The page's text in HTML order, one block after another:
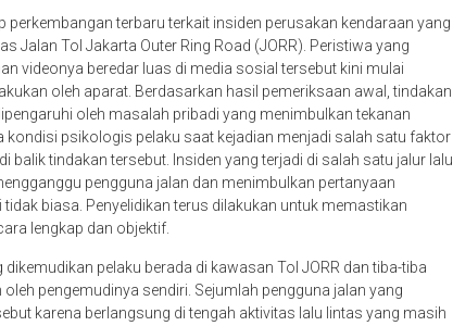
perkembangan terbaru terkait insiden perusakan kendaraan yang
Jalan Tol Jakarta Outer Ring Road (JORR). Peristiwa yang
videonya beredar luas di media sosial tersebut kini mulai
oleh aparat. Berdasarkan hasil pemeriksaan awal, tindakan
oleh masalah pribadi yang menimbulkan tekanan
psikologis pelaku saat kejadian menjadi salah satu faktor
tindakan tersebut. Insiden yang terjadi di salah satu jalur lalu
pengguna jalan dan menimbulkan pertanyaan
biasa. Penyelidikan terus dilakukan untuk memastikan
lengkap dan objektif.
pelaku berada di kawasan Tol JORR dan tiba-tiba
pengemudinya sendiri. Sejumlah pengguna jalan yang
karena berlangsung di tengah aktivitas lalu lintas yang masih